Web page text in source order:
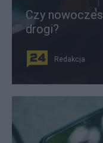
Czy
drogi?
Redakcja